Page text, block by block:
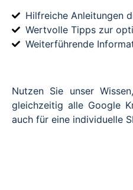
Hilfreiche Anleitungen
Wertvolle Tipps zur
Weiterführende
Nutzen Sie unser
gleichzeitig alle Google
auch für eine individuelle